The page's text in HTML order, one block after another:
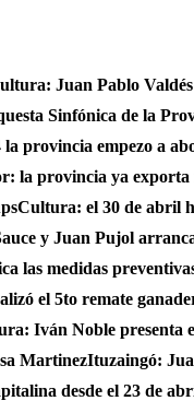
Juan Pablo
Sinfónica de la
provincia empezo a
la provincia ya exporta
Cultura: el 30 de abril
y Juan Pujol
las medidas
el 5to remate
Iván Noble presenta
MartinezItuzaingó:
desde el 23 de